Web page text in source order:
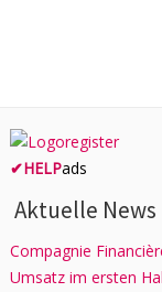
✔HELPads
Aktuelle News
Compagnie
Umsatz im ersten